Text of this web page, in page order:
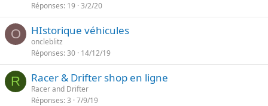
Réponses 19 3/2/20
O HIstorique véhicules
oncleblitz
Réponses 30 14/12/19
R Racer & Drifter shop en ligne
Racer and Drifter
Réponses 3 7/9/19